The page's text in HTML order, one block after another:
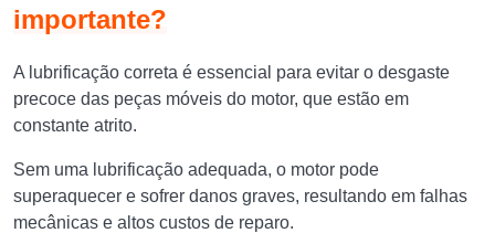
importante?
A lubrificação correta é essencial para evitar o desgaste
precoce das peças móveis do motor, que estão em
constante atrito.
Sem uma lubrificação adequada, o motor pode
superaquecer e sofrer danos graves, resultando em falhas
mecânicas e altos custos de reparo.